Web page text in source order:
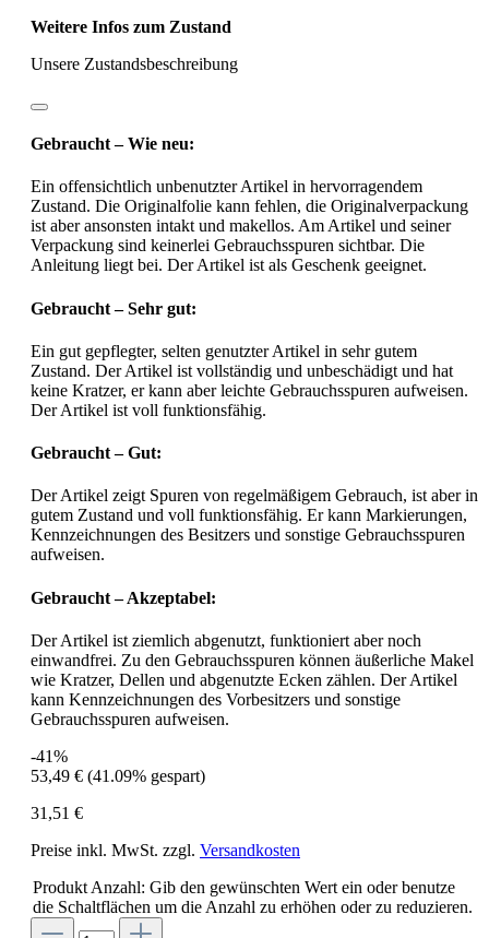
Weitere Infos zum Zustand
Unsere Zustandsbeschreibung
Gebraucht – Wie neu:
Ein offensichtlich unbenutzter Artikel in hervorragendem
Zustand. Die Originalfolie kann fehlen, die Originalverpackung
ist aber ansonsten intakt und makellos. Am Artikel und seiner
Verpackung sind keinerlei Gebrauchsspuren sichtbar. Die
Anleitung liegt bei. Der Artikel ist als Geschenk geeignet.
Gebraucht – Sehr gut:
Ein gut gepflegter, selten genutzter Artikel in sehr gutem
Zustand. Der Artikel ist vollständig und unbeschädigt und hat
keine Kratzer, er kann aber leichte Gebrauchsspuren aufweisen.
Der Artikel ist voll funktionsfähig.
Gebraucht – Gut:
Der Artikel zeigt Spuren von regelmäßigem Gebrauch, ist aber in
gutem Zustand und voll funktionsfähig. Er kann Markierungen,
Kennzeichnungen des Besitzers und sonstige Gebrauchsspuren
aufweisen.
Gebraucht – Akzeptabel:
Der Artikel ist ziemlich abgenutzt, funktioniert aber noch
einwandfrei. Zu den Gebrauchsspuren können äußerliche Makel
wie Kratzer, Dellen und abgenutzte Ecken zählen. Der Artikel
kann Kennzeichnungen des Vorbesitzers und sonstige
Gebrauchsspuren aufweisen.
-41%
53,49 € (41.09% gespart)
31,51 €
Preise inkl. MwSt. zzgl. Versandkosten
Produkt Anzahl: Gib den gewünschten Wert ein oder benutze
die Schaltflächen um die Anzahl zu erhöhen oder zu reduzieren.